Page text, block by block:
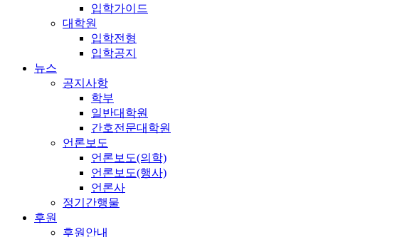
입학가이드
대학원
입학전형
입학공지
뉴스
공지사항
학부
일반대학원
간호전문대학원
언론보도
언론보도(의학)
언론보도(행사)
언론사
정기간행물
후원
후원안내